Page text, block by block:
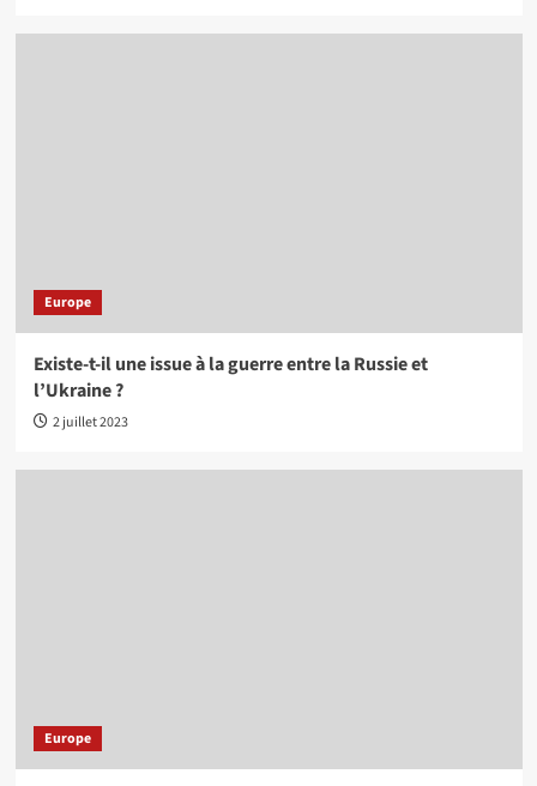
Europe
Existe-t-il une issue à la guerre entre la Russie et
l’Ukraine ?
2 juillet 2023
Europe